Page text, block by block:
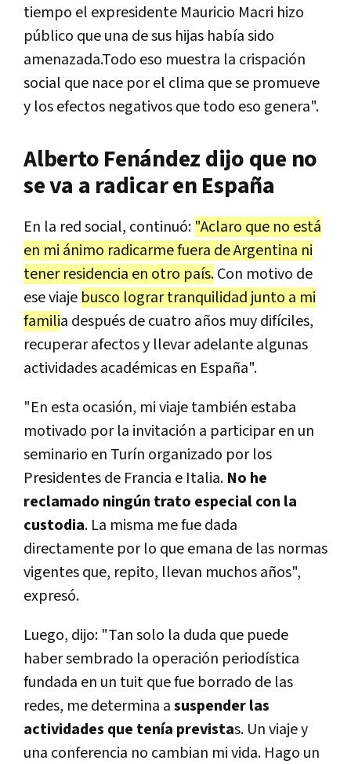
tiempo el expresidente Mauricio Macri hizo
público que una de sus hijas había sido
amenazada.Todo eso muestra la crispación
social que nace por el clima que se promueve
y los efectos negativos que todo eso genera".
Alberto Fenández dijo que no
se va a radicar en España
En la red social, continuó: "Aclaro que no está
en mi ánimo radicarme fuera de Argentina ni
tener residencia en otro país.Con motivo de
ese viaje busco lograr tranquilidad junto a mi
familia después de cuatro años muy difíciles,
recuperar afectos y llevar adelante algunas
actividades académicas en España".
"En esta ocasión, mi viaje también estaba
motivado por la invitación a participar en un
seminario en Turín organizado por los
Presidentes de Francia e Italia. No he
reclamado ningún trato especial con la
custodia. La misma me fue dada
directamente por lo que emana de las normas
vigentes que, repito, llevan muchos años",
expresó.
Luego, dijo: "Tan solo la duda que puede
haber sembrado la operación periodística
fundada en un tuit que fue borrado de las
redes, me determina asuspender las
actividades que tenía previstas. Un viaje y
una conferencia no cambian mi vida. Hago un